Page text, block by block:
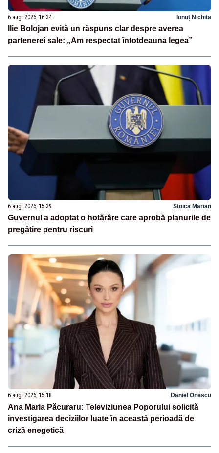
6 aug. 2026, 16:34 Ionuț Nichita
Ilie Bolojan evită un răspuns clar despre averea
partenerei sale: „Am respectat întotdeauna legea”
6 aug. 2026, 15:39 Stoica Marian
Guvernul a adoptat o hotărâre care aprobă planurile de
pregătire pentru riscuri
6 aug. 2026, 15:18 Daniel Onescu
Ana Maria Păcuraru: Televiziunea Poporului solicită
investigarea deciziilor luate în această perioadă de
criză enegetică